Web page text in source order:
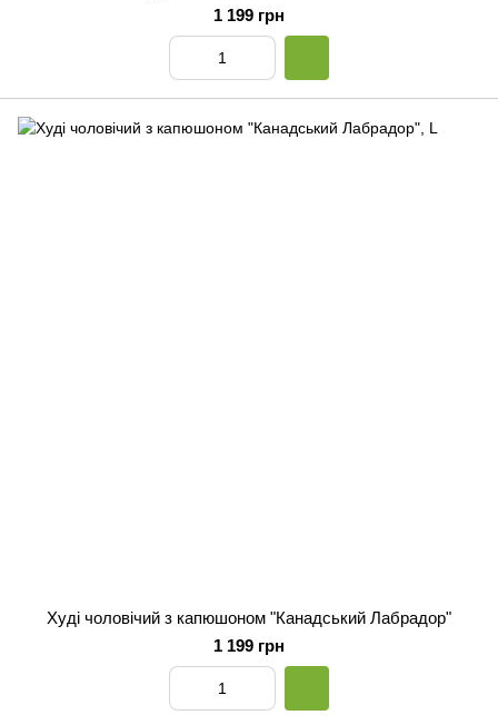
1 199 грн
Худі чоловічий з капюшоном "Канадський Лабрадор"
1 199 грн